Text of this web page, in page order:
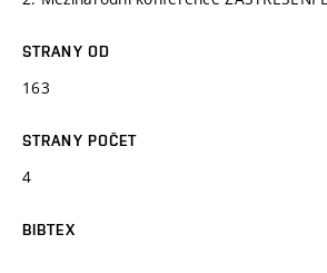
STRANY OD
163
STRANY POČET
4
BIBTEX